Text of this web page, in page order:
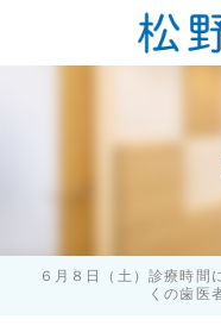
６月８日（土）診療時間
くの歯医